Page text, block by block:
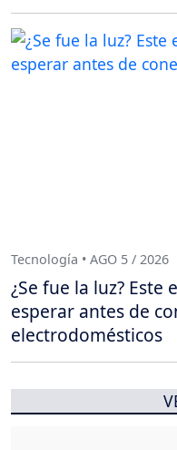
Tecnología • AGO 5 / 2026
¿Se fue la luz?
esperar antes de
electrodomésticos